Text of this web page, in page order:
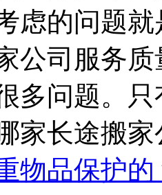
虑的问题就
公司服务
多问题。
家长途搬家
物品保护的